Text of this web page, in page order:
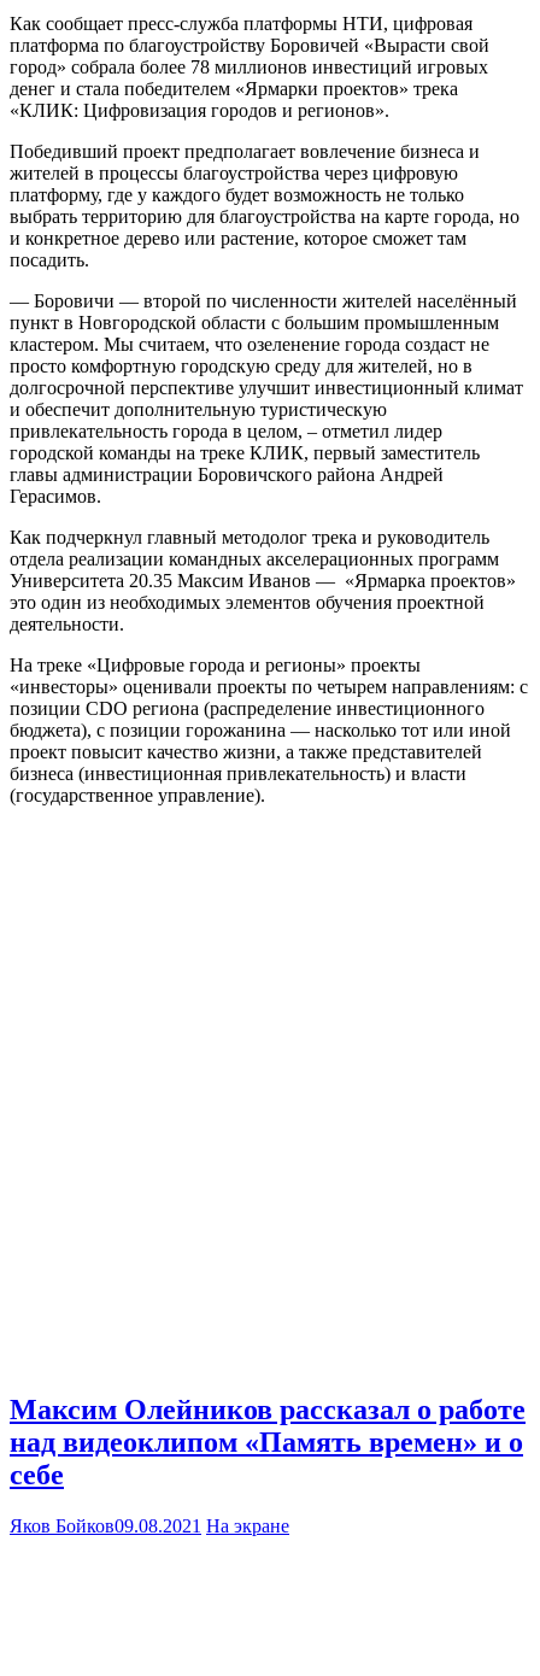
Как сообщает пресс-служба платформы НТИ, цифровая
платформа по благоустройству Боровичей «Вырасти свой
город» собрала более 78 миллионов инвестиций игровых
денег и стала победителем «Ярмарки проектов» трека
«КЛИК: Цифровизация городов и регионов».
Победивший проект предполагает вовлечение бизнеса и
жителей в процессы благоустройства через цифровую
платформу, где у каждого будет возможность не только
выбрать территорию для благоустройства на карте города, но
и конкретное дерево или растение, которое сможет там
посадить.
— Боровичи — второй по численности жителей населённый
пункт в Новгородской области с большим промышленным
кластером. Мы считаем, что озеленение города создаст не
просто комфортную городскую среду для жителей, но в
долгосрочной перспективе улучшит инвестиционный климат
и обеспечит дополнительную туристическую
привлекательность города в целом, – отметил лидер
городской команды на треке КЛИК, первый заместитель
главы администрации Боровичcкого района Андрей
Герасимов.
Как подчеркнул главный методолог трека и руководитель
отдела реализации командных акселерационных программ
Университета 20.35 Максим Иванов — «Ярмарка проектов»
это один из необходимых элементов обучения проектной
деятельности.
На треке «Цифровые города и регионы» проекты
«инвесторы» оценивали проекты по четырем направлениям: с
позиции CDO региона (распределение инвестиционного
бюджета), с позиции горожанина — насколько тот или иной
проект повысит качество жизни, а также представителей
бизнеса (инвестиционная привлекательность) и власти
(государственное управление).
Максим Олейников рассказал о работе
над видеоклипом «Память времен» и о
себе
Яков Бойков09.08.2021 На экране